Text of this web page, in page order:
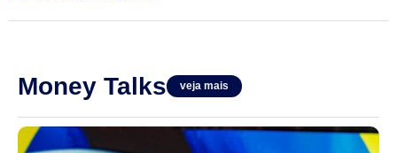
Money Talks veja mais